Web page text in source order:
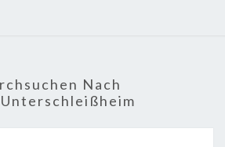
Nach
Unterschleißheim